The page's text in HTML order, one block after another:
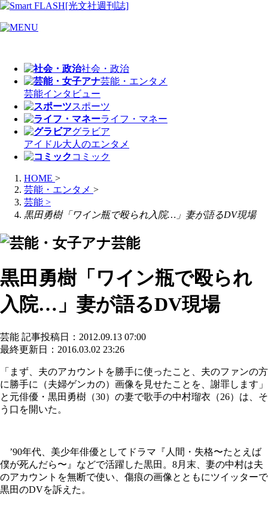
社会・政治
芸能・エンタメ
芸能インタビュー
スポーツ
ライフ・マネー
グラビア
アイドル大人のエンタメ
コミック
HOME >
芸能・エンタメ >
芸能 >
黒田勇樹「ワイン瓶で殴られ入院…」妻が語るDV現場
芸能
黒田勇樹「ワイン瓶で殴られ
入院…」妻が語るDV現場
芸能 記事投稿日：2012.09.13 07:00
最終更新日：2016.03.02 23:26
「まず、夫のアカウントを勝手に使ったこと、夫のファンの方
に勝手に（夫婦ゲンカの）画像を見せたことを、謝罪します」
と元俳優・黒田勇樹（30）の妻で歌手の中村瑠衣（26）は、そ
う口を開いた。
’90年代、美少年俳優としてドラマ『人間・失格〜たとえば
僕が死んだら〜』などで活躍した黒田。8月末、妻の中村は夫
のアカウントを無断で使い、傷痕の画像とともにツイッターで
黒田のDVを訴えた。